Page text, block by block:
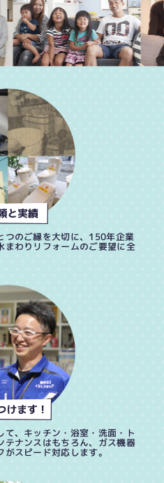
つのご縁を大切に、150年企業
まわりリフォームのご要望に全
、キッチン・浴室・洗面・ト
テナンスはもちろん、ガス機器
スピード対応します。